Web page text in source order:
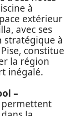
à
extérieur
avec ses
stratégique à
constitue
la région
inégalé.
–
permettent